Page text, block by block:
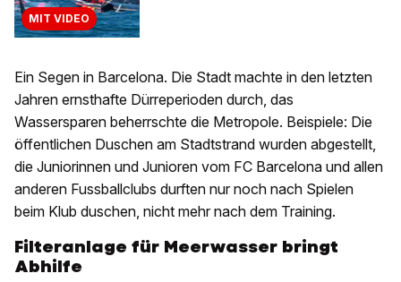
MIT VIDEO
Ein Segen in Barcelona. Die Stadt machte in den letzten
Jahren ernsthafte Dürreperioden durch, das
Wassersparen beherrschte die Metropole. Beispiele: Die
öffentlichen Duschen am Stadtstrand wurden abgestellt,
die Juniorinnen und Junioren vom FC Barcelona und allen
anderen Fussballclubs durften nur noch nach Spielen
beim Klub duschen, nicht mehr nach dem Training.
Filteranlage für Meerwasser bringt
Abhilfe